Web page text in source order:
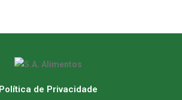
Política de Privacidade